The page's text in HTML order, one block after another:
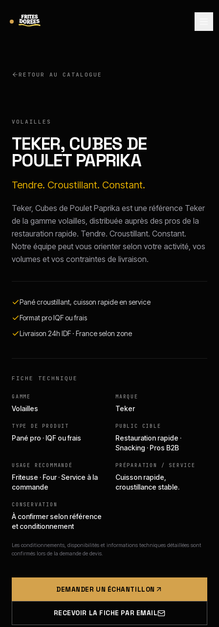
RETOUR AU CATALOGUE
VOLAILLES
TEKER, CUBES DE
POULET PAPRIKA
Tendre. Croustillant. Constant.
Teker, Cubes de Poulet Paprika est une référence Teker
de la gamme volailles, distribuée auprès des pros de la
restauration rapide. Tendre. Croustillant. Constant.
Notre équipe peut vous orienter selon votre activité, vos
volumes et vos contraintes de livraison.
Pané croustillant, cuisson rapide en service
Format pro IQF ou frais
Livraison 24h IDF · France selon zone
FICHE TECHNIQUE
GAMME
Volailles
MARQUE
Teker
TYPE DE PRODUIT
Pané pro · IQF ou frais
PUBLIC CIBLE
Restauration rapide ·
Snacking · Pros B2B
USAGE RECOMMANDÉ
Friteuse · Four · Service à la
commande
PRÉPARATION / SERVICE
Cuisson rapide,
croustillance stable.
CONSERVATION
À confirmer selon référence
et conditionnement
Les conditionnements, disponibilités et informations techniques détaillées sont
confirmés lors de la demande de devis.
DEMANDER UN ÉCHANTILLON
RECEVOIR LA FICHE PAR EMAIL